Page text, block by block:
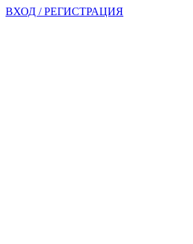
ВХОД / РЕГИСТРАЦИЯ